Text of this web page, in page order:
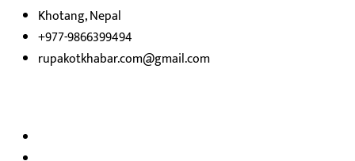
Khotang, Nepal
+977-9866399494
rupakotkhabar.com@gmail.com